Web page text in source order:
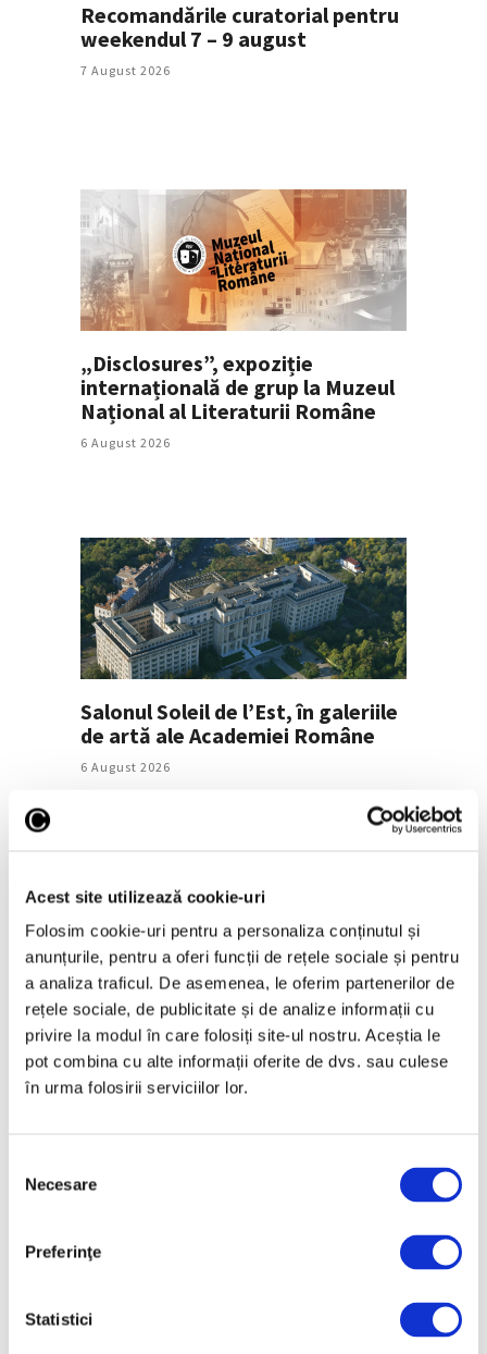
Acest site utilizează cookie-uri
Folosim cookie-uri pentru a personaliza conținutul și
anunțurile, pentru a oferi funcții de rețele sociale și pentru
a analiza traficul. De asemenea, le oferim partenerilor de
rețele sociale, de publicitate și de analize informații cu
privire la modul în care folosiți site-ul nostru. Aceștia le
pot combina cu alte informații oferite de dvs. sau culese
în urma folosirii serviciilor lor.
consimțământului
Necesare
Preferinţe
Statistici
Recomandările curatorial pentru
weekendul 7 – 9 august
7 August 2026
„Disclosures”, expoziție
internațională de grup la Muzeul
Național al Literaturii Române
6 August 2026
Salonul Soleil de l’Est, în galeriile
de artă ale Academiei Române
6 August 2026
Articole recente
Reinterpretare
contemporană a operei
lui Brâncuși, în expoziție
de artă urbană la
Belgrad
7 August 2026